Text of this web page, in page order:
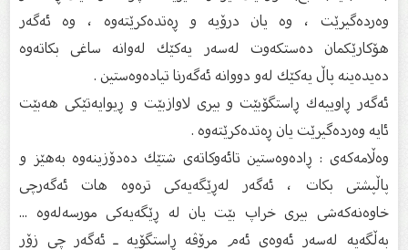
وەردەگیرێت ، وە یان درۆیە و ڕەتدەكرێتەوە ، وە ئەگەر
هۆكارێكمان دەستكەوت لەسەر یەكێك لەوانە ساغی بكاتەوە
دەیدەینە پاڵ یەكێك لەو دووانە ئەگەرنا تیادەوەستین .
ئەگەر ڕاوییەك ڕاستگۆبێت و بیری لاوازبێت و ڕیوایەتێكی هەبێت
ئایە وەردەگیرێت یان ڕەتدەكرێتەوە .
وەڵامەكەی : ڕادەوەستین تائەوكاتەی شتێك دەدۆزینەوە بەهێز و
پاڵپشتی بكات ، ئەگەر لەڕێگەیەكی ترەوە هات ئەگەرچی
خاوەنەكەشی بیری خراپ بێت یان لە ڕێگەیەكی مورسەلەوە ...
بەڵگەیە لەسەر ئەوەی ئەم مرۆڤە ڕاستگۆیە ـ ئەگەر چی زۆر